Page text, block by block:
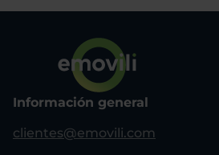
Información general
clientes@emovili.com